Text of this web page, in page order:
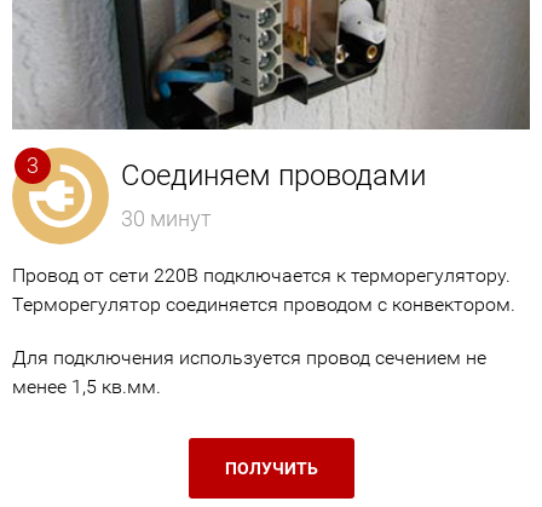
Соединяем проводами
30 минут
Провод от сети 220В подключается к терморегулятору.
Терморегулятор соединяется проводом с конвектором.
Для подключения используется провод сечением не
менее 1,5 кв.мм.
ПОЛУЧИТЬ